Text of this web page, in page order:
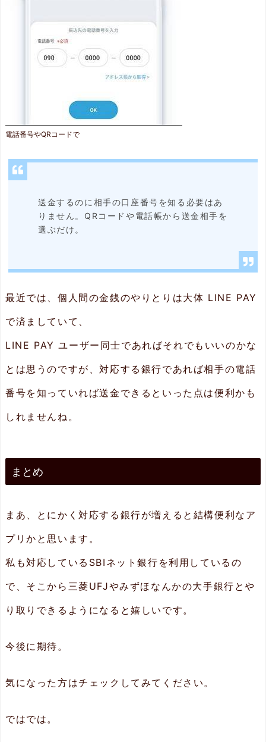
電話番号やQRコードで
送金するのに相手の口座番号を知る必要はあ
りません。QRコードや電話帳から送金相手を
選ぶだけ。
最近では、個人間の金銭のやりとりは大体 LINE PAY
で済ましていて、
LINE PAY ユーザー同士であればそれでもいいのかな
とは思うのですが、対応する銀行であれば相手の電話
番号を知っていれば送金できるといった点は便利かも
しれませんね。
まとめ
まあ、とにかく対応する銀行が増えると結構便利なア
プリかと思います。
私も対応しているSBIネット銀行を利用しているの
で、そこから三菱UFJやみずほなんかの大手銀行とや
り取りできるようになると嬉しいです。
今後に期待。
気になった方はチェックしてみてください。
ではでは。